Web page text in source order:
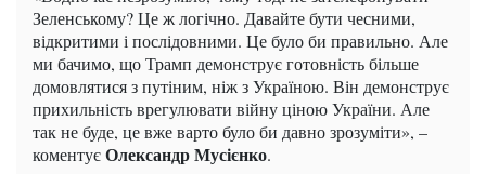
Зеленському? Це ж логічно. Давайте бути чесними,
відкритими і послідовними. Це було би правильно. Але
ми бачимо, що Трамп демонструє готовність більше
домовлятися з путіним, ніж з Україною. Він демонструє
прихильність врегулювати війну ціною України. Але
так не буде, це вже варто було би давно зрозуміти», –
коментуєОлександр Мусієнко.